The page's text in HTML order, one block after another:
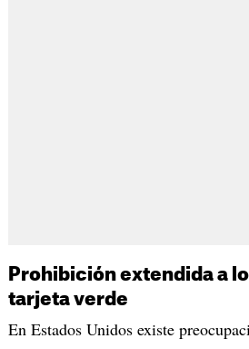
Prohibición extendida a
tarjeta verde
En Estados Unidos existe